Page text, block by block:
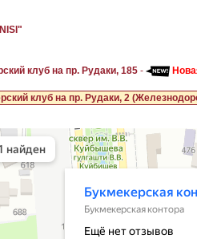
клуб на пр. Рудаки, 185 -
клуб на пр. Рудаки, 2